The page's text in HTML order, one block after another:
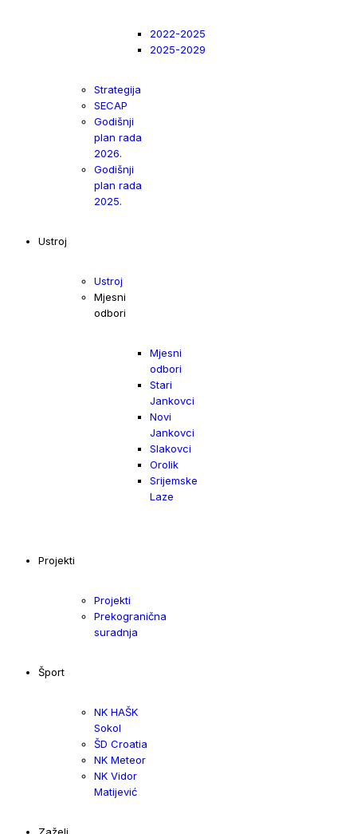
2022-2025
2025-2029
Strategija
SECAP
Godišnji
plan rada
2026.
Godišnji
plan rada
2025.
Ustroj
Ustroj
Mjesni
odbori
Mjesni
odbori
Stari
Jankovci
Novi
Jankovci
Slakovci
Orolik
Srijemske
Laze
Projekti
Projekti
Prekogranična
suradnja
Šport
NK HAŠK
Sokol
ŠD Croatia
NK Meteor
NK Vidor
Matijević